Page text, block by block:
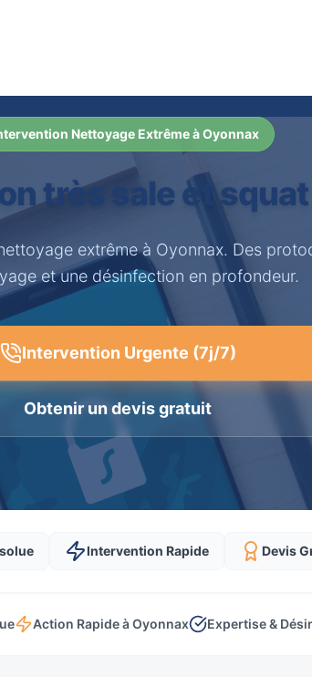
Nettoyage Extrême à Oyonnax
très sale et
extrême à Oyonnax. Des
et une désinfection en profondeur.
Intervention Urgente (7j/7)
Obtenir un devis gratuit
Intervention Rapide Devis
Action Rapide à Oyonnax Expertise &